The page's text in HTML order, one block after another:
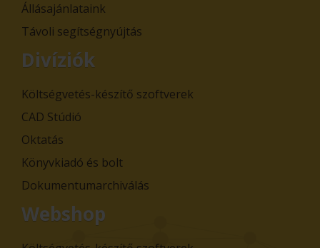
Állásajánlataink
Távoli segítségnyújtás
Divíziók
Költségvetés-készítő szoftverek
CAD Stúdió
Oktatás
Könyvkiadó és bolt
Dokumentumarchiválás
Webshop